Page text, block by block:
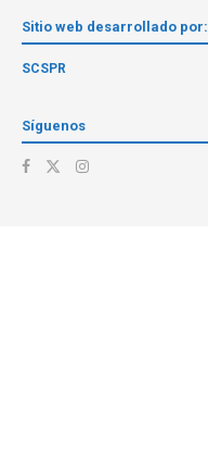
Sitio web desarrollado por:
SCSPR
Síguenos